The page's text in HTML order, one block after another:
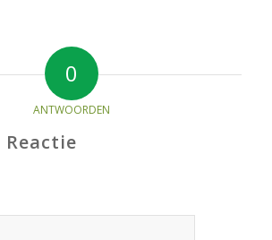
0
ANTWOORDEN
Reactie